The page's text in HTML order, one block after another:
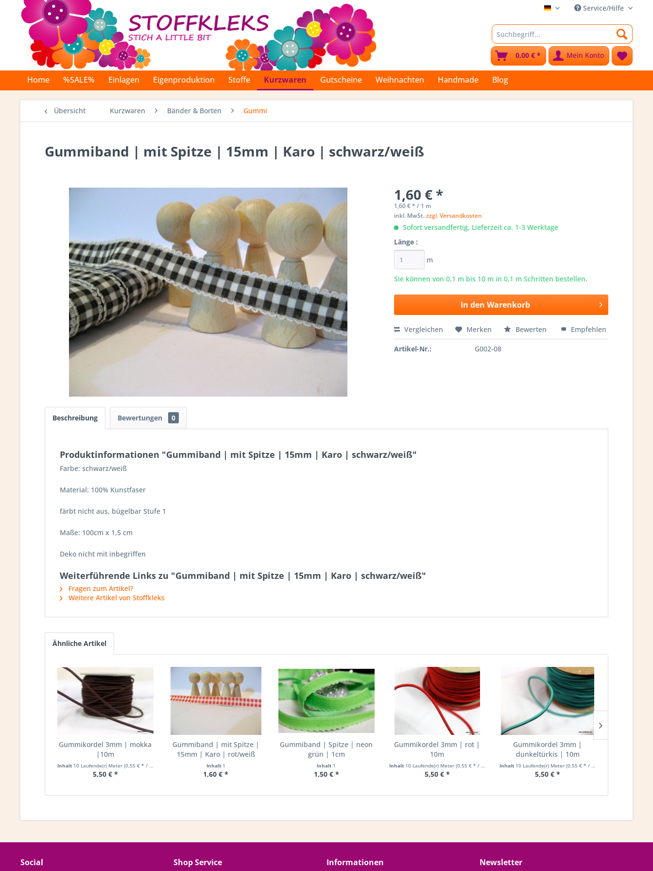
Stoffkleks Service/Hilfe
Mein Konto
0,00 € *
Home %SALE% Einlagen Eigenproduktion Stoffe Kurzwaren Gutscheine Weihnachten Handmade Blog
Übersicht Kurzwaren Bänder & Borten Gummi
Gummiband | mit Spitze | 15mm | Karo | schwarz/weiß
1,60 € *
1,60 € * / 1 m
inkl. MwSt.zzgl. Versandkosten
Sofort versandfertig, Lieferzeit ca. 1-3 Werktage
Länge :
m
Sie können von 0,1 m bis 10 m in 0,1 m Schritten bestellen.
In den Warenkorb
Vergleichen Merken Bewerten Empfehlen
Artikel-Nr.: G002-08
Beschreibung Bewertungen 0
Produktinformationen "Gummiband | mit Spitze | 15mm | Karo | schwarz/weiß"
Farbe: schwarz/weiß
Material: 100% Kunstfaser
färbt nicht aus, bügelbar Stufe 1
Maße: 100cm x 1,5 cm
Deko nicht mit inbegriffen
Weiterführende Links zu "Gummiband | mit Spitze | 15mm | Karo | schwarz/weiß"
Fragen zum Artikel?
Weitere Artikel von Stoffkleks
Ähnliche Artikel
Gummikordel 3mm | mokka
|10m
Inhalt 10 Laufende(r) Meter (0,55 € * / 1 Laufende(r) Meter)
5,50 € *
Gummiband | mit Spitze |
15mm | Karo | rot/weiß
Inhalt 1
1,60 € *
Gummiband | Spitze | neon
grün | 1cm
Inhalt 1
1,50 € *
Gummikordel 3mm | rot |
10m
Inhalt 10 Laufende(r) Meter (0,55 € * / 1 Laufende(r) Meter)
5,50 € *
Gummikordel 3mm |
dunkeltürkis | 10m
Inhalt 10 Laufende(r) Meter(0,55 € * / 1 Laufende(r) Meter)
5,50 € *
Social Shop Service Informationen Newsletter